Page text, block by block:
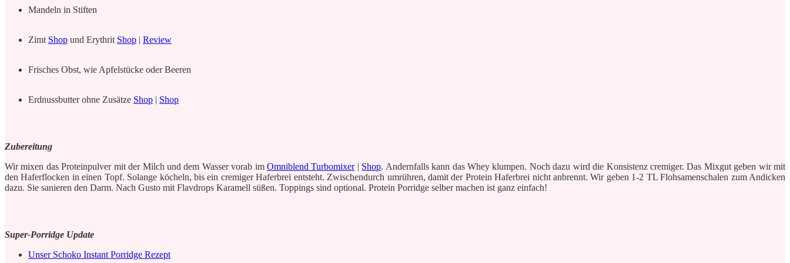
Mandeln in Stiften
Zimt Shop und Erythrit Shop | Review
Frisches Obst, wie Apfelstücke oder Beeren
Erdnussbutter ohne Zusätze Shop | Shop
Zubereitung
Wir mixen das Proteinpulver mit der Milch und dem Wasser vorab imOmniblend Turbomixer| Shop. Andernfalls kann das Whey klumpen. Noch dazu wird die Konsistenz cremiger. Das Mixgut geben wir mit
den Haferflocken in einen Topf. Solange köcheln, bis ein cremiger Haferbrei entsteht. Zwischendurch umrühren, damit der Protein Haferbrei nicht anbrennt. Wir geben 1-2 TL Flohsamenschalen zum Andicken
dazu. Sie sanieren den Darm. Nach Gusto mit Flavdrops Karamell süßen. Toppings sind optional. Protein Porridge selber machen ist ganz einfach!
Super-Porridge Update
Unser Schoko Instant Porridge Rezept